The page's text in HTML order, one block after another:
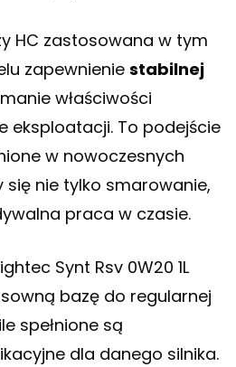
HC zastosowana w tym
zapewnienie stabilnej
właściwości
eksploatacji. To podejście
w nowoczesnych
się nie tylko smarowanie,
praca w czasie.
Synt Rsv 0W20 1L
bazę do regularnej
spełnione są
dla danego silnika.